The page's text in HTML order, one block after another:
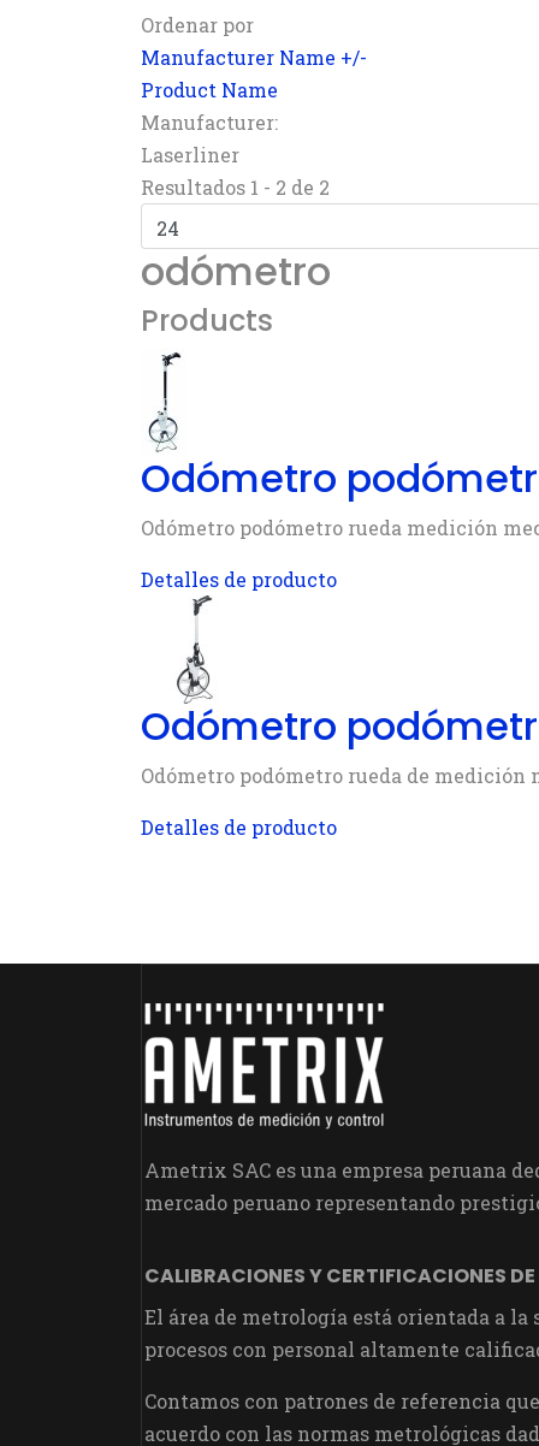
Ordenar por
Manufacturer Name +/-
Product Name
Manufacturer:
Laserliner
Resultados 1 - 2 de 2
odómetro
Products
Odómetro
Odómetro podómetro rueda medición
Detalles de producto
Odómetro
Odómetro podómetro rueda de medición
Detalles de producto
Ametrix SAC es una empresa peruana
mercado peruano representando
CALIBRACIONES Y CERTIFICACIONES
El área de metrología está orientada a
procesos con personal altamente
Contamos con patrones de referencia
acuerdo con las normas metrológicas